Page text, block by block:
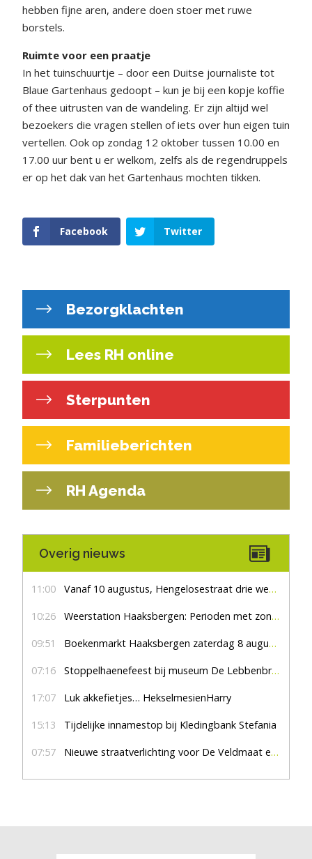
hebben fijne aren, andere doen stoer met ruwe
borstels.
Ruimte voor een praatje
In het tuinschuurtje – door een Duitse journaliste tot
Blaue Gartenhaus gedoopt – kun je bij een kopje koffie
of thee uitrusten van de wandeling. Er zijn altijd wel
bezoekers die vragen stellen of iets over hun eigen tuin
vertellen. Ook op zondag 12 oktober tussen 10.00 en
17.00 uur bent u er welkom, zelfs als de regendruppels
er op het dak van het Gartenhaus mochten tikken.
Facebook Twitter
Bezorgklachten
Lees RH online
Sterpunten
Familieberichten
RH Agenda
Overig nieuws
11:00 Vanaf 10 augustus, Hengelosestraat drie weken dicht voor doorgaand verkeer
10:26 Weerstation Haaksbergen: Perioden met zon en droog
09:51 Boekenmarkt Haaksbergen zaterdag 8 augustus, marktplein Haaksbergen
07:16 Stoppelhaenefeest bij museum De Lebbenbrugge
17:07 Luk akkefietjes… HekselmesienHarry
15:13 Tijdelijke innamestop bij Kledingbank Stefania
07:57 Nieuwe straatverlichting voor De Veldmaat en De Pas